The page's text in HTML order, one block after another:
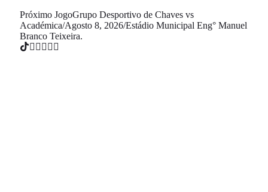
Próximo JogoGrupo Desportivo de Chaves vs
Académica/Agosto 8, 2026/Estádio Municipal Eng° Manuel
Branco Teixeira.